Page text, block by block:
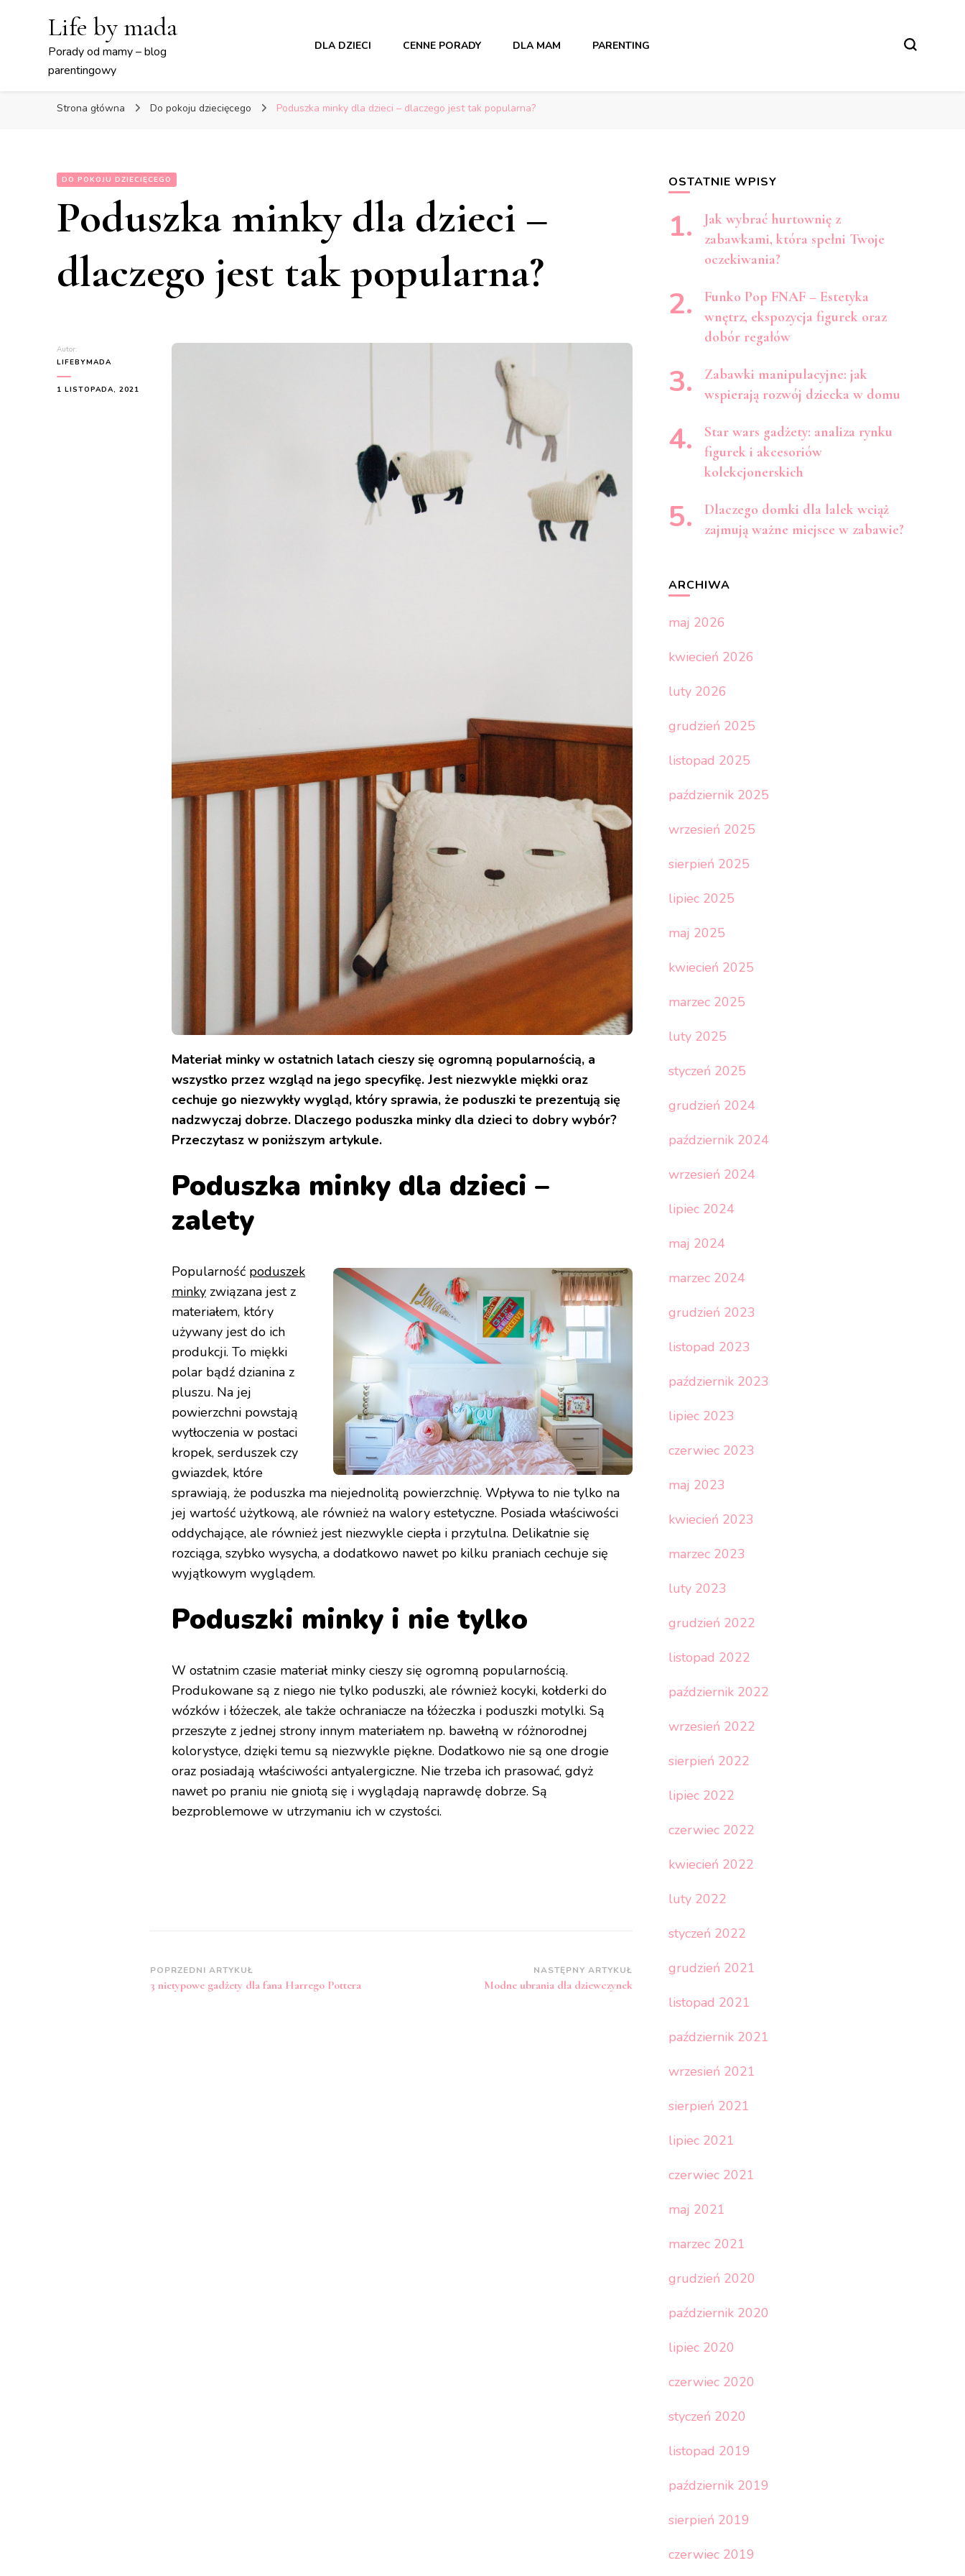
Life by mada
Porady od mamy – blog
parentingowy
DLA DZIECI CENNE PORADY DLA MAM PARENTING
Strona główna Do pokoju dziecięcego Poduszka minky dla dzieci – dlaczego jest tak popularna?
DO POKOJU DZIECIĘCEGO
Poduszka minky dla dzieci –
dlaczego jest tak popularna?
Autor:
LIFEBYMADA
1 LISTOPADA, 2021
Materiał minky w ostatnich latach cieszy się ogromną popularnością, a
wszystko przez wzgląd na jego specyfikę. Jest niezwykle miękki oraz
cechuje go niezwykły wygląd, który sprawia, że poduszki te prezentują się
nadzwyczaj dobrze. Dlaczego poduszka minky dla dzieci to dobry wybór?
Przeczytasz w poniższym artykule.
Poduszka minky dla dzieci –
zalety
Popularność poduszek
minky związana jest z
materiałem, który
używany jest do ich
produkcji. To miękki
polar bądź dzianina z
pluszu. Na jej
powierzchni powstają
wytłoczenia w postaci
kropek, serduszek czy
gwiazdek, które
sprawiają, że poduszka ma niejednolitą powierzchnię. Wpływa to nie tylko na
jej wartość użytkową, ale również na walory estetyczne. Posiada właściwości
oddychające, ale również jest niezwykle ciepła i przytulna. Delikatnie się
rozciąga, szybko wysycha, a dodatkowo nawet po kilku praniach cechuje się
wyjątkowym wyglądem.
Poduszki minky i nie tylko
W ostatnim czasie materiał minky cieszy się ogromną popularnością.
Produkowane są z niego nie tylko poduszki, ale również kocyki, kołderki do
wózków i łóżeczek, ale także ochraniacze na łóżeczka i poduszki motylki. Są
przeszyte z jednej strony innym materiałem np. bawełną w różnorodnej
kolorystyce, dzięki temu są niezwykle piękne. Dodatkowo nie są one drogie
oraz posiadają właściwości antyalergiczne. Nie trzeba ich prasować, gdyż
nawet po praniu nie gniotą się i wyglądają naprawdę dobrze. Są
bezproblemowe w utrzymaniu ich w czystości.
Zobacz
wpisy
POPRZEDNI ARTYKUŁ
3 nietypowe gadżety dla fana Harrego Pottera
NASTĘPNY ARTYKUŁ
Modne ubrania dla dziewczynek
OSTATNIE WPISY
Jak wybrać hurtownię z
zabawkami, która spełni Twoje
oczekiwania?
Funko Pop FNAF – Estetyka
wnętrz, ekspozycja figurek oraz
dobór regałów
Zabawki manipulacyjne: jak
wspierają rozwój dziecka w domu
Star wars gadżety: analiza rynku
figurek i akcesoriów
kolekcjonerskich
Dlaczego domki dla lalek wciąż
zajmują ważne miejsce w zabawie?
ARCHIWA
maj 2026
kwiecień 2026
luty 2026
grudzień 2025
listopad 2025
październik 2025
wrzesień 2025
sierpień 2025
lipiec 2025
maj 2025
kwiecień 2025
marzec 2025
luty 2025
styczeń 2025
grudzień 2024
październik 2024
wrzesień 2024
lipiec 2024
maj 2024
marzec 2024
grudzień 2023
listopad 2023
październik 2023
lipiec 2023
czerwiec 2023
maj 2023
kwiecień 2023
marzec 2023
luty 2023
grudzień 2022
listopad 2022
październik 2022
wrzesień 2022
sierpień 2022
lipiec 2022
czerwiec 2022
kwiecień 2022
luty 2022
styczeń 2022
grudzień 2021
listopad 2021
październik 2021
wrzesień 2021
sierpień 2021
lipiec 2021
czerwiec 2021
maj 2021
marzec 2021
grudzień 2020
październik 2020
lipiec 2020
czerwiec 2020
styczeń 2020
listopad 2019
październik 2019
sierpień 2019
czerwiec 2019